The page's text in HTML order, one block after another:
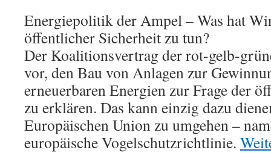
Energiepolitik der Ampel – Was hat
öffentlicher Sicherheit zu tun?
Der Koalitionsvertrag der rot-gelb-
vor, den Bau von Anlagen zur
erneuerbaren Energien zur Frage der
zu erklären. Das kann einzig dazu
Europäischen Union zu umgehen –
europäische Vogelschutzrichtlinie.